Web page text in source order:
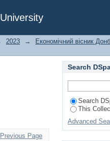
2023 →
Економічний вісник
Previous Page
Search
Search
This
Advanced